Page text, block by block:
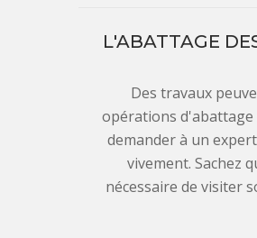
L'ABATTAGE
Des travaux
opérations d'abattage
demander à un
vivement. Sachez
nécessaire de visiter